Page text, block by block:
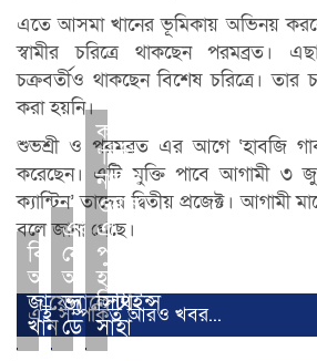
এতে আসমা খানের ভূমিকায় অভিনয়
স্বামীর চরিত্রে থাকছেন পরমব্রত।
চক্রবর্তীও থাকছেন বিশেষ চরিত্রে। তার
করা হয়নি।
শুভশ্রী ও পরমব্রত এর আগে ‘হাবজি
করেছেন। এটি মুক্তি পাবে আগামী ৩
ক্যান্টিন’ তাদের দ্বিতীয় প্রজেক্ট।
বলে জানা গেছে।
এই সম্পর্কিত আরও খবর...
বিটিভিতে
আসছেন
জায়েদ
খান
একুশে
ফেব্রুয়ারি
আমার
ভ্যালেন্টাইন্স
ডে
কলকাতার
‘দিদি
নাম্বার
ওয়ান’-
এ
পুরস্কৃত
হলেন
সিঁথি
সাহা